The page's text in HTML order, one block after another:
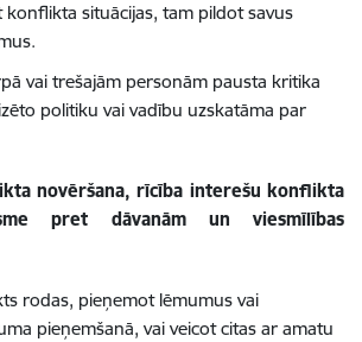
situācijas, tam pildot savus
vai trešajām personām pausta kritika
politiku vai vadību uzskatāma par
novēršana, rīcība interešu konflikta
pret dāvanām un viesmīlības
rodas, pieņemot lēmumus vai
pieņemšanā, vai veicot citas ar amatu